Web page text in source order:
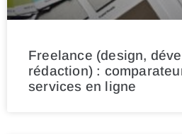
Freelance (design,
rédaction) :
services en ligne